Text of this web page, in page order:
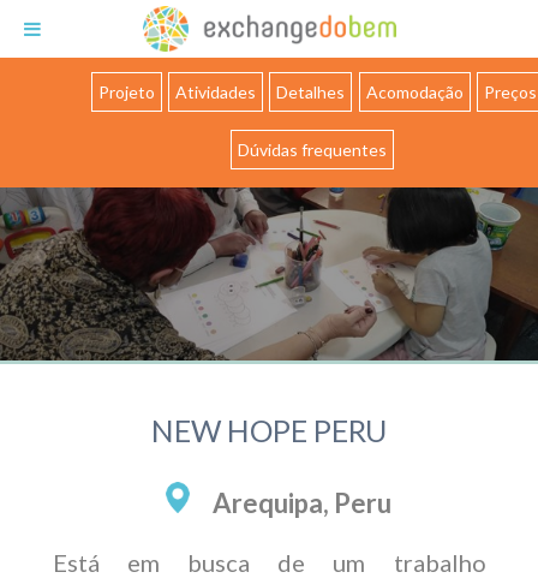
Projeto Atividades Detalhes Acomodação Preços
Dúvidas frequentes
NEW HOPE PERU
Arequipa, Peru
Está em busca de um trabalho
Exchange do Bem